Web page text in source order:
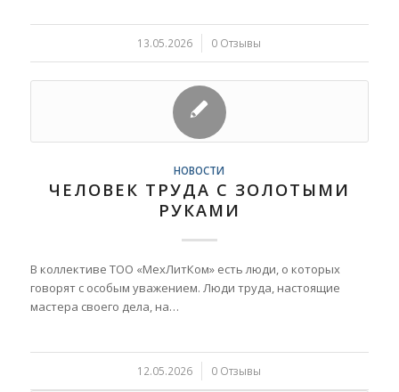
13.05.2026
/ 0 Отзывы
НОВОСТИ
ЧЕЛОВЕК ТРУДА С ЗОЛОТЫМИ
РУКАМИ
В коллективе ТОО «МехЛитКом» есть люди, о которых
говорят с особым уважением. Люди труда, настоящие
мастера своего дела, на…
12.05.2026
/ 0 Отзывы